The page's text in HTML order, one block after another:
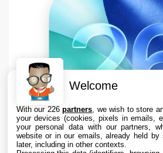
Welcome
With our 226partners , we wish to store
your devices (cookies, pixels in emails,
your personal data with our partners,
website or in our emails, already held
later, including in other contexts.